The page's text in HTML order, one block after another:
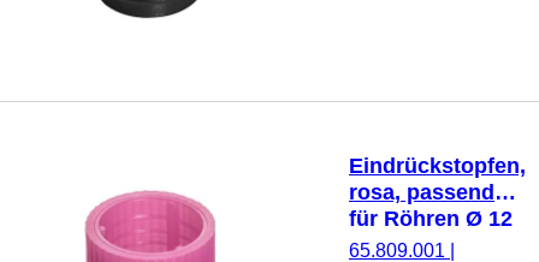
Eindrückstopfen,
rosa, passend
für Röhren Ø 12
mm
65.809.001